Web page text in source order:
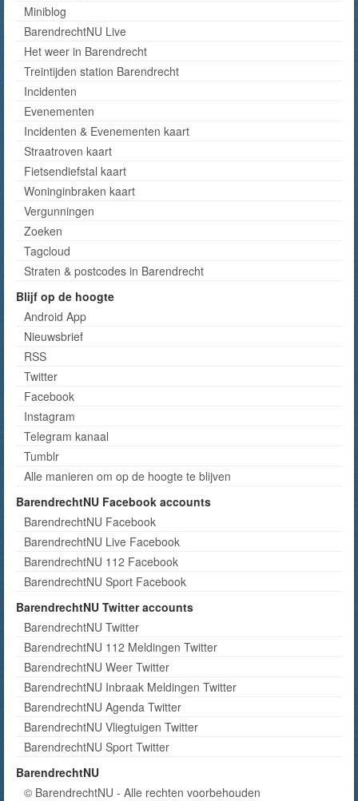
Miniblog
BarendrechtNU Live
Het weer in Barendrecht
Treintijden station Barendrecht
Incidenten
Evenementen
Incidenten & Evenementen kaart
Straatroven kaart
Fietsendiefstal kaart
Woninginbraken kaart
Vergunningen
Zoeken
Tagcloud
Straten & postcodes in Barendrecht
Blijf op de hoogte
Android App
Nieuwsbrief
RSS
Twitter
Facebook
Instagram
Telegram kanaal
Tumblr
Alle manieren om op de hoogte te blijven
BarendrechtNU Facebook accounts
BarendrechtNU Facebook
BarendrechtNU Live Facebook
BarendrechtNU 112 Facebook
BarendrechtNU Sport Facebook
BarendrechtNU Twitter accounts
BarendrechtNU Twitter
BarendrechtNU 112 Meldingen Twitter
BarendrechtNU Weer Twitter
BarendrechtNU Inbraak Meldingen Twitter
BarendrechtNU Agenda Twitter
BarendrechtNU Vliegtuigen Twitter
BarendrechtNU Sport Twitter
BarendrechtNU
© BarendrechtNU - Alle rechten voorbehouden